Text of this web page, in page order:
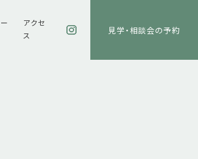
アクセ
ス
見学・相談会の予約